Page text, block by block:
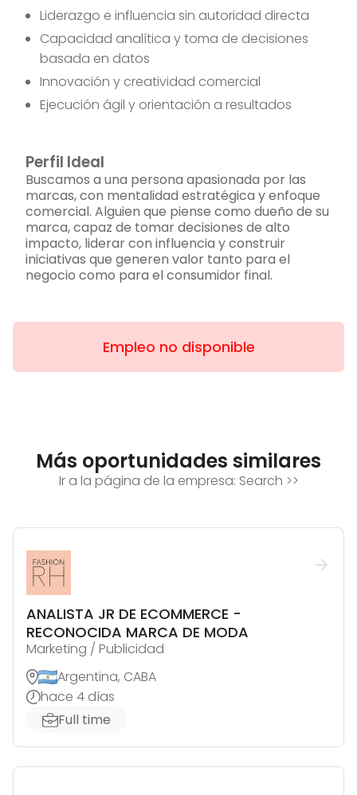
Liderazgo e influencia sin autoridad directa
Capacidad analítica y toma de decisiones
basada en datos
Innovación y creatividad comercial
Ejecución ágil y orientación a resultados
Perfil Ideal
Buscamos a una persona apasionada por las
marcas, con mentalidad estratégica y enfoque
comercial. Alguien que piense como dueño de su
marca, capaz de tomar decisiones de alto
impacto, liderar con influencia y construir
iniciativas que generen valor tanto para el
negocio como para el consumidor final.
Empleo no disponible
Más oportunidades similares
Ir a la página de la empresa: Search >>
ANALISTA JR DE ECOMMERCE -
RECONOCIDA MARCA DE MODA
Marketing / Publicidad
Argentina, CABA
hace 4 días
Full time